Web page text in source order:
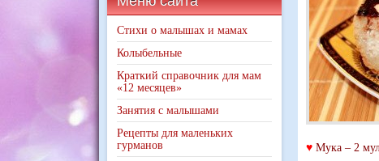
Стихи о малышах и мамах
Колыбельные
Краткий справочник для мам
«12 месяцев»
Занятия с малышами
Рецепты для маленьких
гурманов
♥ Мука – 2